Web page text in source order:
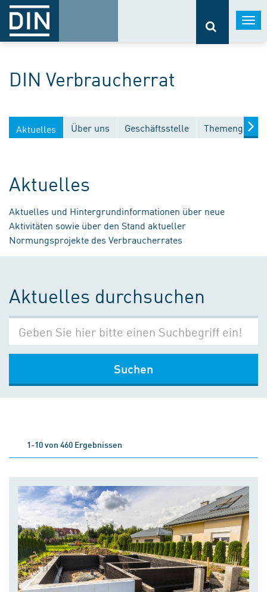
DIN Verbraucherrat
Aktuelles Über uns Geschäftsstelle
Aktuelles
Aktuelles und Hintergrundinformationen über neue
Aktivitäten sowie über den Stand aktueller
Normungsprojekte des Verbraucherrates
Aktuelles durchsuchen
Suchen
1-10 von 460 Ergebnissen